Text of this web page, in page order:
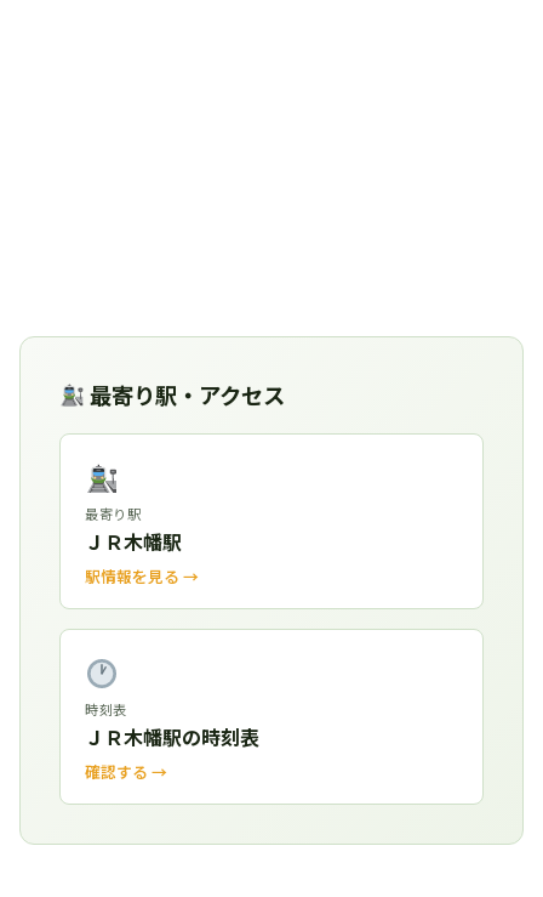
最寄り駅・アクセス
最寄り駅
ＪＲ木幡駅
駅情報を見る →
時刻表
ＪＲ木幡駅の時刻表
確認する →